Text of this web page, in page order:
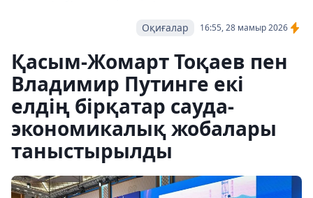
16:55, 28 мамыр 2026
Оқиғалар
Қасым-Жомарт Тоқаев пен
Владимир Путинге екі
елдің бірқатар сауда-
экономикалық жобалары
таныстырылды